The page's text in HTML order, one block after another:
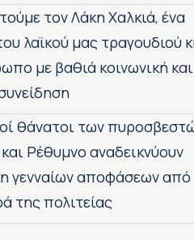
τον Λάκη Χαλκιά, ένα
λαϊκού μας τραγουδιού
με βαθιά κοινωνική και
θάνατοι των
Ρέθυμνο αναδεικνύουν
γενναίων αποφάσεων από
της πολιτείας